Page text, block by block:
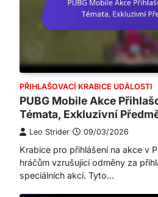
PŘIHLAŠOVACÍ KRABICE UDÁLOSTI
PUBG Mobile Akce
Témata, Exkluzivní
Leo Strider 09/03/2026
Krabice pro přihlášení na akce v
hráčům vzrušující odměny za
speciálních akcí. Tyto…